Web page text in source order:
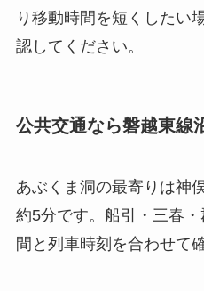
り移動時間を短くしたい
認してください。
公共交通なら磐越東線
あぶくま洞の最寄りは神
約5分です。船引・三春
間と列車時刻を合わせて